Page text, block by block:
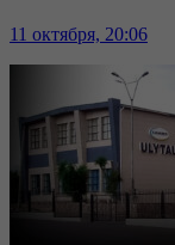
11 октября, 20:06